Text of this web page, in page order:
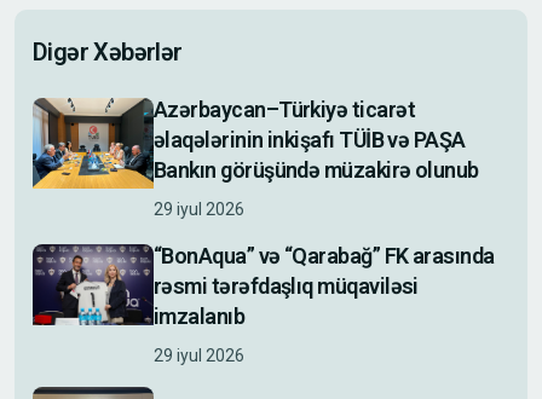
Digər Xəbərlər
Azərbaycan–Türkiyə ticarət
əlaqələrinin inkişafı TÜİB və PAŞA
Bankın görüşündə müzakirə olunub
29 iyul 2026
“BonAqua” və “Qarabağ” FK arasında
rəsmi tərəfdaşlıq müqaviləsi
imzalanıb
29 iyul 2026